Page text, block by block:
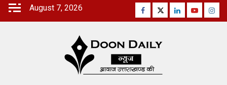
Skip
August 7, 2026 Facebook
TwitterLinkedinYoutube